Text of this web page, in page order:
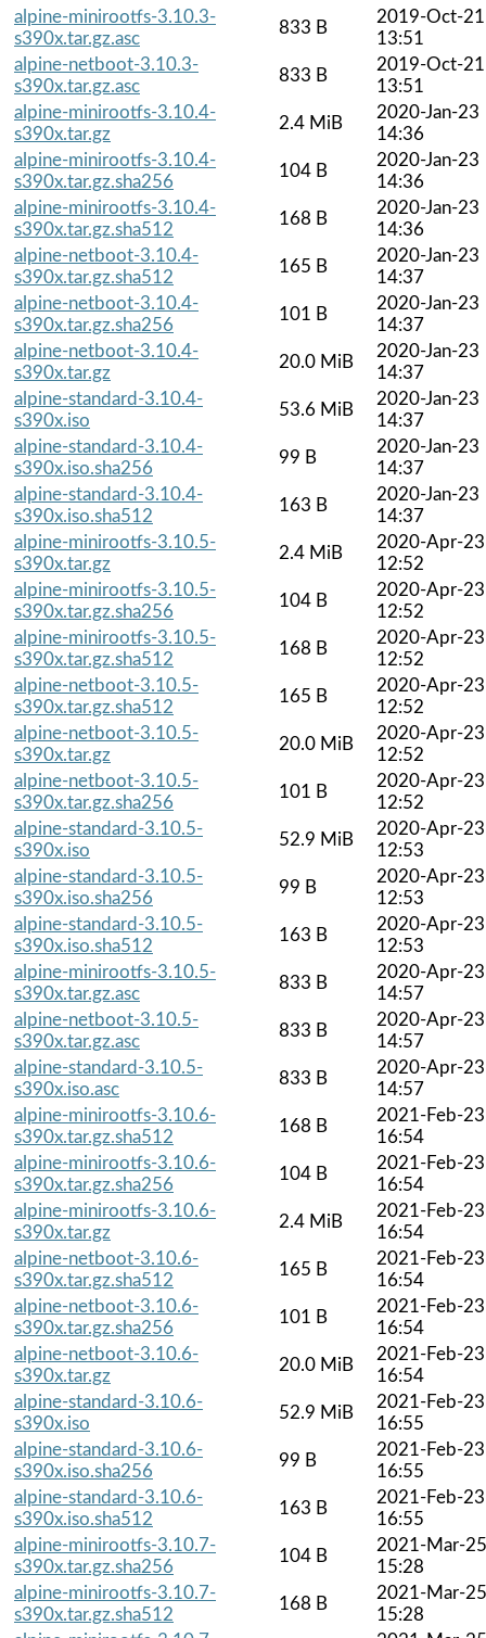
alpine-minirootfs-3.10.3-
s390x.tar.gz.asc
833 B
2019-Oct-21
13:51
alpine-netboot-3.10.3-
s390x.tar.gz.asc
833 B
2019-Oct-21
13:51
alpine-minirootfs-3.10.4-
s390x.tar.gz
2.4 MiB
2020-Jan-23
14:36
alpine-minirootfs-3.10.4-
s390x.tar.gz.sha256
104 B
2020-Jan-23
14:36
alpine-minirootfs-3.10.4-
s390x.tar.gz.sha512
168 B
2020-Jan-23
14:36
alpine-netboot-3.10.4-
s390x.tar.gz.sha512
165 B
2020-Jan-23
14:37
alpine-netboot-3.10.4-
s390x.tar.gz.sha256
101 B
2020-Jan-23
14:37
alpine-netboot-3.10.4-
s390x.tar.gz
20.0 MiB
2020-Jan-23
14:37
alpine-standard-3.10.4-
s390x.iso
53.6 MiB
2020-Jan-23
14:37
alpine-standard-3.10.4-
s390x.iso.sha256
99 B
2020-Jan-23
14:37
alpine-standard-3.10.4-
s390x.iso.sha512
163 B
2020-Jan-23
14:37
alpine-minirootfs-3.10.5-
s390x.tar.gz
2.4 MiB
2020-Apr-23
12:52
alpine-minirootfs-3.10.5-
s390x.tar.gz.sha256
104 B
2020-Apr-23
12:52
alpine-minirootfs-3.10.5-
s390x.tar.gz.sha512
168 B
2020-Apr-23
12:52
alpine-netboot-3.10.5-
s390x.tar.gz.sha512
165 B
2020-Apr-23
12:52
alpine-netboot-3.10.5-
s390x.tar.gz
20.0 MiB
2020-Apr-23
12:52
alpine-netboot-3.10.5-
s390x.tar.gz.sha256
101 B
2020-Apr-23
12:52
alpine-standard-3.10.5-
s390x.iso
52.9 MiB
2020-Apr-23
12:53
alpine-standard-3.10.5-
s390x.iso.sha256
99 B
2020-Apr-23
12:53
alpine-standard-3.10.5-
s390x.iso.sha512
163 B
2020-Apr-23
12:53
alpine-minirootfs-3.10.5-
s390x.tar.gz.asc
833 B
2020-Apr-23
14:57
alpine-netboot-3.10.5-
s390x.tar.gz.asc
833 B
2020-Apr-23
14:57
alpine-standard-3.10.5-
s390x.iso.asc
833 B
2020-Apr-23
14:57
alpine-minirootfs-3.10.6-
s390x.tar.gz.sha512
168 B
2021-Feb-23
16:54
alpine-minirootfs-3.10.6-
s390x.tar.gz.sha256
104 B
2021-Feb-23
16:54
alpine-minirootfs-3.10.6-
s390x.tar.gz
2.4 MiB
2021-Feb-23
16:54
alpine-netboot-3.10.6-
s390x.tar.gz.sha512
165 B
2021-Feb-23
16:54
alpine-netboot-3.10.6-
s390x.tar.gz.sha256
101 B
2021-Feb-23
16:54
alpine-netboot-3.10.6-
s390x.tar.gz
20.0 MiB
2021-Feb-23
16:54
alpine-standard-3.10.6-
s390x.iso
52.9 MiB
2021-Feb-23
16:55
alpine-standard-3.10.6-
s390x.iso.sha256
99 B
2021-Feb-23
16:55
alpine-standard-3.10.6-
s390x.iso.sha512
163 B
2021-Feb-23
16:55
alpine-minirootfs-3.10.7-
s390x.tar.gz.sha256
104 B
2021-Mar-25
15:28
alpine-minirootfs-3.10.7-
s390x.tar.gz.sha512
168 B
2021-Mar-25
15:28